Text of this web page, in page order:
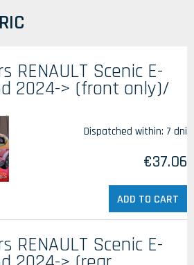
RENAULT Scenic E-
2024-> (front only)/
Dispatched within: 7 dni
€37.06
ADD TO CART
RENAULT Scenic E-